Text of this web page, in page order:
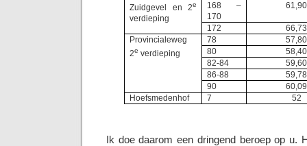
Zuidgevel en 2e
verdieping
168 –
170
61,90
172
66,73
Provincialeweg
2e verdieping
78
57,80
80
58,40
82-84
59,60
86-88
59,78
90
60,09
Hoefsmedenhof
7 52
Ik doe daarom een dringend beroep op u.